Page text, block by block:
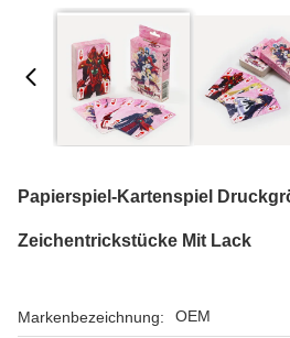
Papierspiel-Kartenspiel
Zeichentrickstücke Mit Lack
Markenbezeichnung: OEM